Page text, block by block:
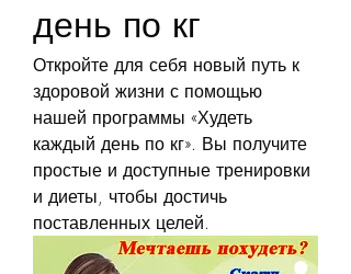
день по кг
Откройте для себя новый путь к
здоровой жизни с помощью
нашей программы «Худеть
каждый день по кг». Вы получите
простые и доступные тренировки
и диеты, чтобы достичь
поставленных целей.